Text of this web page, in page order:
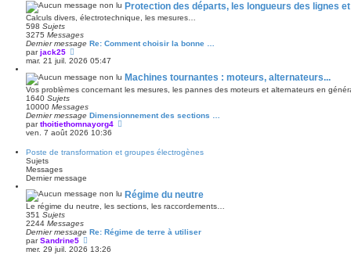
e
r
l
e
e
r
n
i
e
m
s
s
a
g
Protection des départs, les longueurs des lignes
Calculs divers, électrotechnique, les mesures…
598 Sujets
3275 Messages
Dernier message Re: Comment choisir la bonne …
parjack25
o
r
e
e
r
n
i
r
s
a
g
mar. 21 juil. 2026 05:47
Machines tournantes : moteurs, alternateurs...
Vos problèmes concernant les mesures, les pannes des moteurs et alternateurs en
1640 Sujets
10000 Messages
Dernier message Dimensionnement des sections …
parthoitiethomnayorg4
l
r
n
i
m
ven. 7 août 2026 10:36
Poste de transformation et groupes électrogènes
Sujets
Messages
Dernier message
Régime du neutre
Le régime du neutre, les sections, les raccordements…
351 Sujets
2244 Messages
Dernier message Re: Régime de terre à utiliser
parSandrine5
o
mer. 29 juil. 2026 13:26